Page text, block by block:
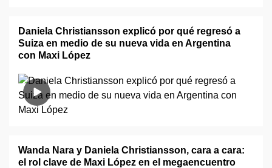
Daniela Christiansson explicó por qué regresó a
Suiza en medio de su nueva vida en Argentina
con Maxi López
Wanda Nara y Daniela Christiansson, cara a cara:
el rol clave de Maxi López en el megaencuentro